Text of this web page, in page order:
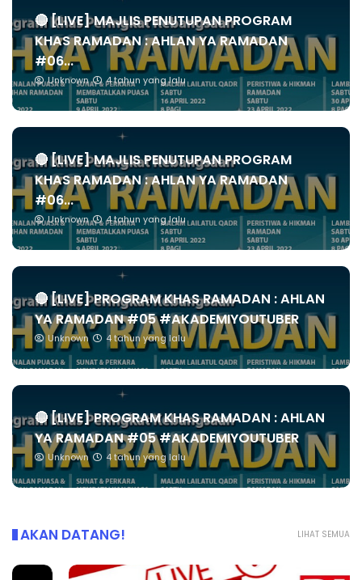
🔴 [LIVE] MAJLIS PENUTUPAN PROGRAM
KHAS RAMADAN : AHLAN YA RAMADAN
#06...
Unknown 4 tahun yang lalu
🔴 [LIVE] MAJLIS PENUTUPAN PROGRAM
KHAS RAMADAN : AHLAN YA RAMADAN
#06...
Unknown 4 tahun yang lalu
🔴 [LIVE] PROGRAM KHAS RAMADAN : AHLAN
YA RAMADAN #05 #AKADEMIYOUTUBER
Unknown 4 tahun yang lalu
🔴 [LIVE] PROGRAM KHAS RAMADAN : AHLAN
YA RAMADAN #05 #AKADEMIYOUTUBER
Unknown 4 tahun yang lalu
LIHAT SEMUA
AKAN DATANG!